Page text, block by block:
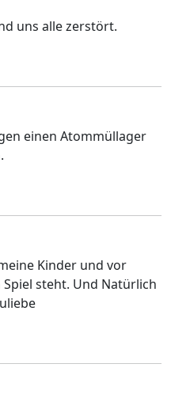
uns alle zerstört.
einen Atommüllager
Kinder und vor
steht. Und Natürlich